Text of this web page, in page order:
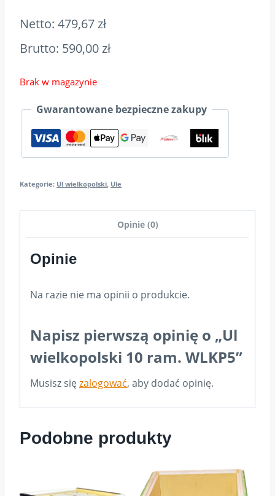
Netto: 479,67zł
Brutto: 590,00zł
Brak w magazynie
Gwarantowane bezpieczne zakupy
Kategorie: Ul wielkopolski, Ule
Opinie (0)
Opinie
Na razie nie ma opinii o produkcie.
Napisz pierwszą opinię o „Ul
wielkopolski 10 ram. WLKP5”
Musisz sięzalogować, aby dodać opinię.
Podobne produkty